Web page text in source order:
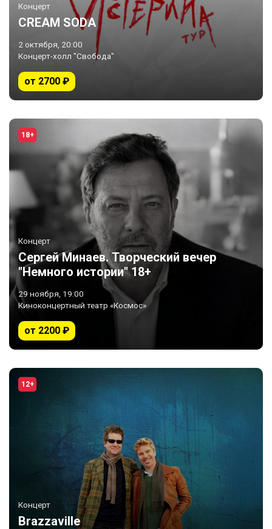
Концерт
CREAM SODA
2 октября, 20:00
Концерт-холл "Свобода"
от 2700 ₽
18+
Концерт
Сергей Минаев. Творческий вечер
"Немного истории" 18+
29 ноября, 19:00
Киноконцертный театр «Космос»
от 2200 ₽
12+
Концерт
Brazzaville